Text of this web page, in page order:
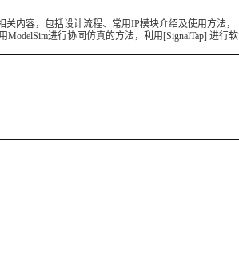
内容，包括设计流程、常用IP模块介绍及使用方法，
进行协同仿真的方法，利用[SignalTap] 进行软